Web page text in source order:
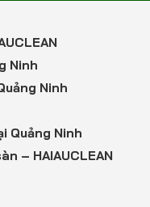
Ninh
Ninh
Quảng Ninh
– HAIAUCLEAN